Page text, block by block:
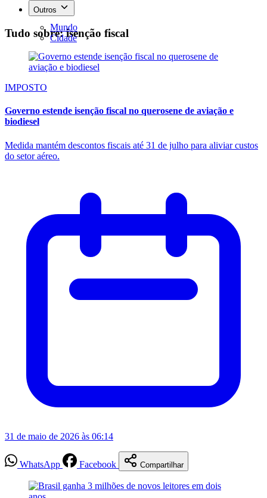
Outros
Mundo
Cidade
Tudo sobre: isenção fiscal
IMPOSTO
Governo estende isenção fiscal no querosene de aviação e
biodiesel
Medida mantém descontos fiscais até 31 de julho para aliviar custos
do setor aéreo.
31 de maio de 2026 às 06:14
WhatsApp Facebook Compartilhar